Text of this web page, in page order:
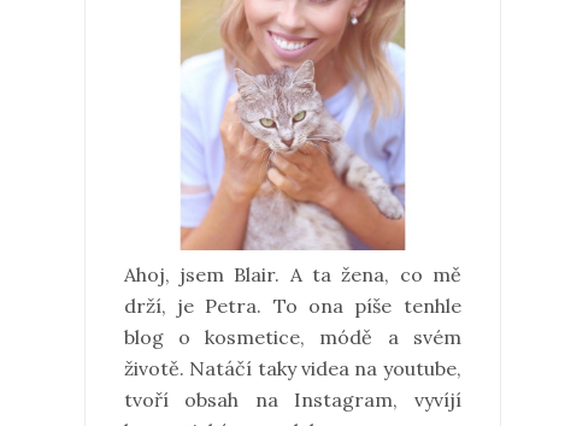
Ahoj, jsem Blair. A ta žena, co mě
drží, je Petra. To ona píše tenhle
blog o kosmetice, módě a svém
životě. Natáčí taky videa na youtube,
tvoří obsah na Instagram, vyvíjí